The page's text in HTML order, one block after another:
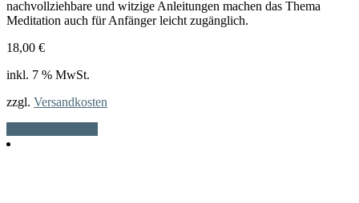
nachvollziehbare und witzige Anleitungen machen das Thema
Meditation auch für Anfänger leicht zugänglich.
18,00 €
inkl. 7 % MwSt.
zzgl. Versandkosten